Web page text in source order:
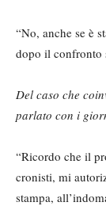
“No, anche se è
dopo il confronto
Del caso che
parlato con i
“Ricordo che il
cronisti, mi
stampa,